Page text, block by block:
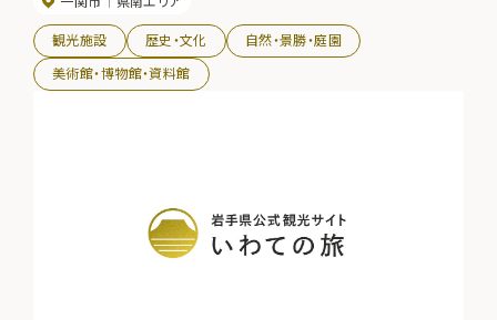
観光施設 歴史・文化
自然・景勝・庭園
美術館・博物館・資料館